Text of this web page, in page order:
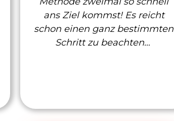
ans Ziel kommst! Es reicht
schon einen ganz bestimmten
Schritt zu beachten…